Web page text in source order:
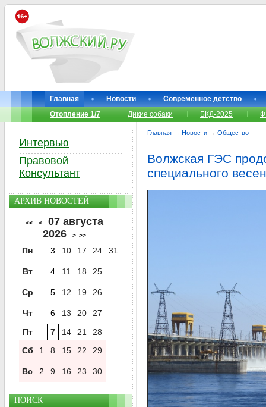
Главная Новости
Современное детство
Отопление 1/7
Дикие собаки БКД-2025
Главная → Новости → Общество
Волжская ГЭС
специального
Интервью
Правовой
Консультант
АРХИВ НОВОСТЕЙ
<< <
07 августа
2026
> >>
Пн 3 10 17 24 31
Вт 4 11 18 25
Ср 5 12 19 26
Чт 6 13 20
27
Пт
7 14 21
28
Сб
1 8 15 22 29
Вс 2 9 16 23 30
ПОИСК